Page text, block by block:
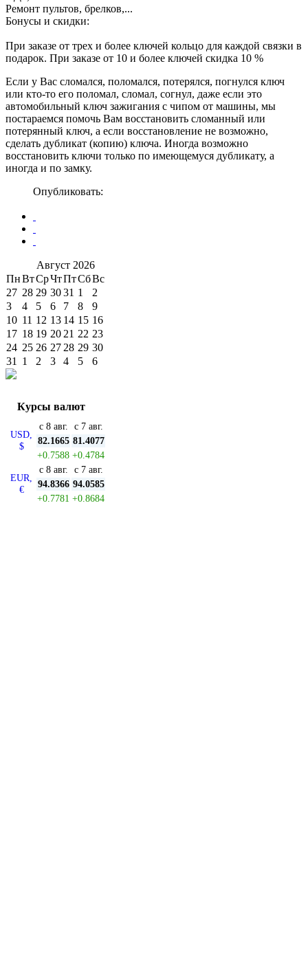
Ремонт пультов, брелков,...
Бонусы и скидки:
При заказе от трех и более ключей кольцо для каждой связки в
подарок. При заказе от 10 и более ключей скидка 10 %
Если у Вас сломался, поломался, потерялся, погнулся ключ
или кто-то его поломал, сломал, согнул, даже если это
автомобильный ключ зажигания с чипом от машины, мы
постараемся помочь Вам восстановить сломанный или
потерянный ключ, а если восстановление не возможно,
сделать дубликат (копию) ключа. Иногда возможно
восстановить ключи только по имеющемуся дубликату, а
иногда и по замку.
Опубликовать:
Август 2026
ПнВтСрЧтПтСбВс
27 28 29 3031 1
2
3
4 5 6 7 8
9
10 11 12 13 14 15 16
17 18 19 20 21 22 23
24 25 26 27 28 29 30
31
1 2 3 4 5 6
Курсы валют
USD,
$
с 8 авг.
с 7 авг.
82.1665 81.4077
+0.7588 +0.4784
EUR,
€
с 8 авг.
с 7 авг.
94.8366 94.0585
+0.7781 +0.8684